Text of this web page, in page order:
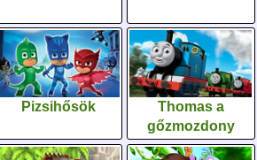
Pizsihősök
Thomas a
gőzmozdony